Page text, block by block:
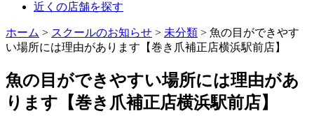
近くの店舗を探す
ホーム > スクールのお知らせ > 未分類 > 魚の目ができやす
い場所には理由があります【巻き爪補正店横浜駅前店】
魚の目ができやすい場所には理由があ
ります【巻き爪補正店横浜駅前店】